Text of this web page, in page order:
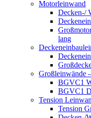
Motorleinwand
Decken-/
lang
Großleinwände
BGVC1
BGVC1
Tension
Tension